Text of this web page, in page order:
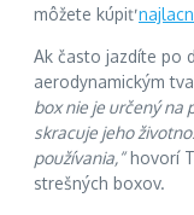
môžete kúpiť
Ak často jazdíte po
aerodynamickým
box nie je určený na
skracuje jeho
používania,“hovorí
strešných boxov.